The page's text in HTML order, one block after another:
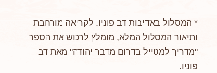
* המסלול באדיבות דב פוניו. לקריאה מורחבת
ותיאור המסלול המלא, מומלץ לרכוש את הספר
"מדריך למטייל בדרום מדבר יהודה" מאת דב
פוניו.